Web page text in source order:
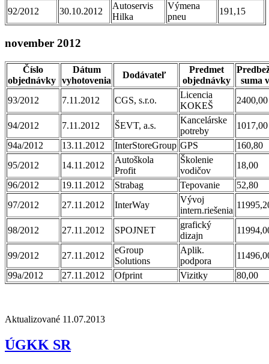
92/2012 30.10.2012
Autoservis
Hilka
Výmena
pneu
191,15
november 2012
Číslo
objednávky
Dátum
vyhotovenia
Dodávateľ
Predmet
objednávky
suma
93/2012
7.11.2012 CGS, s.r.o.
Licencia
KOKEŠ
2400,00
94/2012 7.11.2012 ŠEVT, a.s.
Kancelárske
potreby
1017,00
94a/2012
13.11.2012 InterStoreGroup GPS
160,80
95/2012
14.11.2012
Autoškola
Profit
Školenie
vodičov
18,00
96/2012
19.11.2012 Strabag Tepovanie
52,80
97/2012
27.11.2012 InterWay
Vývoj
intern.riešenia
98/2012 27.11.2012 SPOJNET
grafický
dizajn
99/2012 27.11.2012
eGroup
Solutions
Aplik.
podpora
99a/2012
27.11.2012 Ofprint Vizitky 80,00
Aktualizované 11.07.2013
ÚGKK SR